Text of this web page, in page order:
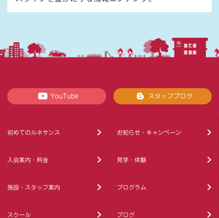
YouTube スタッフブログ
初めてのルネサンス お知らせ・キャンペーン
入会案内・料金 見学・体験
施設・スタッフ案内 プログラム
スクール ブログ